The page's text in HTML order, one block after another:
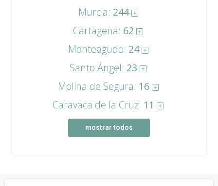
Murcia: 244
Cartagena: 62
Monteagudo: 24
Santo Ángel: 23
Molina de Segura: 16
Caravaca de la Cruz: 11
mostrar todos